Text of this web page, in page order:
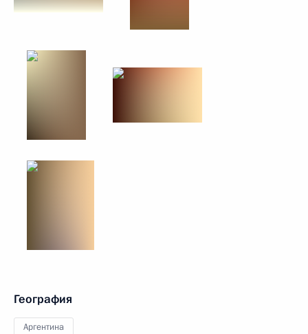
География
Аргентина